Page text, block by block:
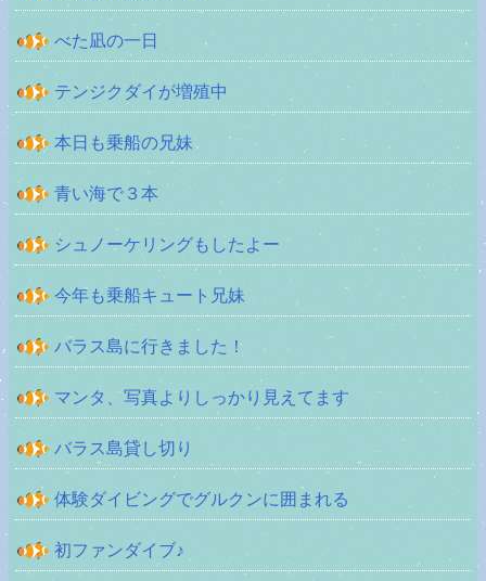
べた凪の一日
テンジクダイが増殖中
本日も乗船の兄妹
青い海で３本
シュノーケリングもしたよー
今年も乗船キュート兄妹
バラス島に行きました！
マンタ、写真よりしっかり見えてます
バラス島貸し切り
体験ダイビングでグルクンに囲まれる
初ファンダイブ♪